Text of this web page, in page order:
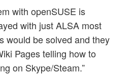
with openSUSE is
with just ALSA most
would be solved and they
Pages telling how to
on Skype/Steam.”